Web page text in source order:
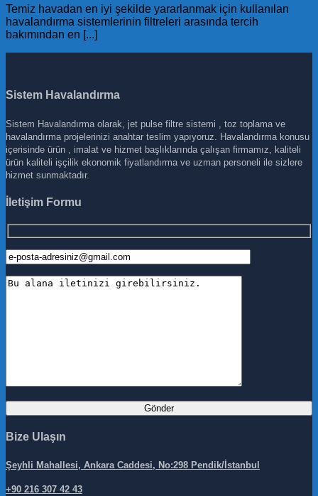
Temiz havadan en iyi şekilde yararlanmak için kullanılan
havalandırma sistemlerinin filtreleri arasında tercih
bakımından en [...]
Sistem Havalandırma
Sistem Havalandırma olarak, jet pulse filtre sistemi , toz toplama ve
havalandırma projelerinizi anahtar teslim yapıyoruz. Havalandırma konusu
içerisinde ürün , imalat ve hizmet başlıklarında çalışan firmamız, kaliteli
ürün kaliteli işçilik ekonomik fiyatlandırma ve uzman personeli ile sizlere
hizmet sunmaktadır.
İletişim Formu
Bize Ulaşın
Şeyhli Mahallesi, Ankara Caddesi, No:298 Pendik/İstanbul
+90 216 307 42 43